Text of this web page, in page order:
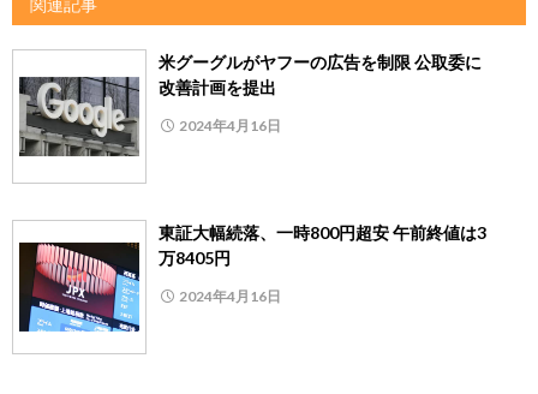
関連記事
米グーグルがヤフーの広告を制限 公取委に
改善計画を提出
2024年4月16日
東証大幅続落、一時800円超安 午前終値は3
万8405円
2024年4月16日